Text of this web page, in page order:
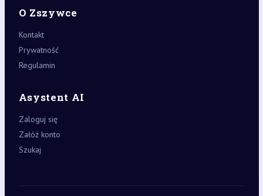
O Zszywce
Kontakt
Prywatność
Regulamin
Asystent AI
Zaloguj się
Załóż konto
Szukaj